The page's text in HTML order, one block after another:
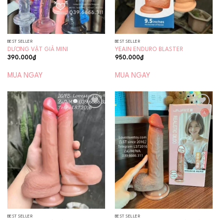
BEST SELLER
DƯƠNG VẬT GIẢ MINI
390.000₫
MUA NGAY
BEST SELLER
YEAIN ENDURO BLASTER
950.000₫
MUA NGAY
wishlist
BEST SELLER
Add to
wishlist
BEST SELLER